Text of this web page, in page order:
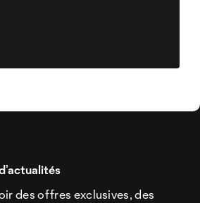
des offres exclusives, des